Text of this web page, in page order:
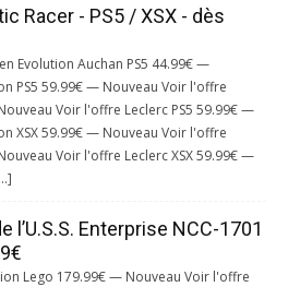
Racer - PS5 / XSX - dès
Evolution Auchan PS5 44.99€ —
PS5 59.99€ — Nouveau Voir l'offre
Voir l'offre Leclerc PS5 59.99€ —
XSX 59.99€ — Nouveau Voir l'offre
Voir l'offre Leclerc XSX 59.99€ —
l’U.S.S. Enterprise NCC-1701
Lego 179.99€ — Nouveau Voir l'offre